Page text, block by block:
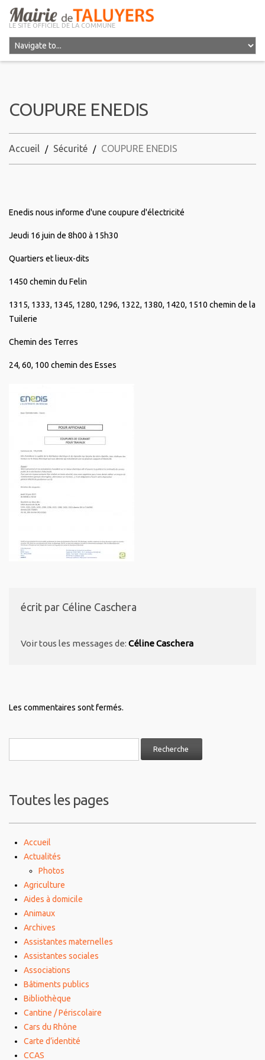
LE SITE OFFICIEL DE LA COMMUNE
COUPURE ENEDIS
Accueil Sécurité COUPURE ENEDIS
Enedis nous informe d'une coupure d'électricité
Jeudi 16 juin de 8h00 à 15h30
Quartiers et lieux-dits
1450 chemin du Felin
1315, 1333, 1345, 1280, 1296, 1322, 1380, 1420, 1510 chemin de la
Tuilerie
Chemin des Terres
24, 60, 100 chemin des Esses
écrit par Céline Caschera
Voir tous les messages de: Céline Caschera
Les commentaires sont fermés.
Toutes les pages
Accueil
Actualités
Photos
Agriculture
Aides à domicile
Animaux
Archives
Assistantes maternelles
Assistantes sociales
Associations
Bâtiments publics
Bibliothèque
Cantine / Périscolaire
Cars du Rhône
Carte d’identité
CCAS